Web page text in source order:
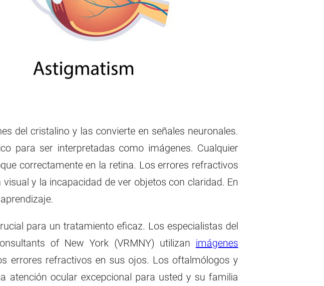
del cristalino y las convierte en señales neuronales.
para ser interpretadas como imágenes. Cualquier
correctamente en la retina. Los errores refractivos
y la incapacidad de ver objetos con claridad. En
para un tratamiento eficaz. Los especialistas del
of New York (VRMNY) utilizan imágenes
errores refractivos en sus ojos. Los oftalmólogos y
atención ocular excepcional para usted y su familia